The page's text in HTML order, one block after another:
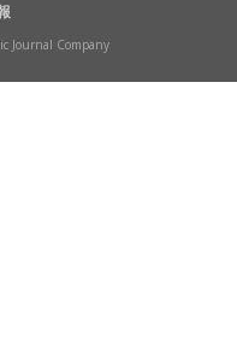
Journal Company